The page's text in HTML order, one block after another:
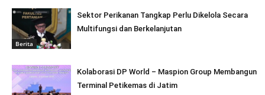
Berita
Sektor Perikanan Tangkap Perlu Dikelola Secara
Multifungsi dan Berkelanjutan
Kolaborasi DP World – Maspion Group Membangun
Terminal Petikemas di Jatim